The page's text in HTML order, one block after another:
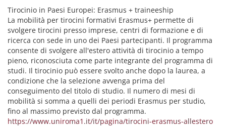
Tirocinio in Paesi Europei: Erasmus + traineeship
La mobilità per tirocini formativi Erasmus+ permette di
svolgere tirocini presso imprese, centri di formazione e di
ricerca con sede in uno dei Paesi partecipanti. Il programma
consente di svolgere all'estero attività di tirocinio a tempo
pieno, riconosciuta come parte integrante del programma di
studi. Il tirocinio può essere svolto anche dopo la laurea, a
condizione che la selezione avvenga prima del
conseguimento del titolo di studio. Il numero di mesi di
mobilità si somma a quelli dei periodi Erasmus per studio,
fino al massimo previsto dal programma.
https://www.uniroma1.it/it/pagina/tirocini-erasmus-allestero